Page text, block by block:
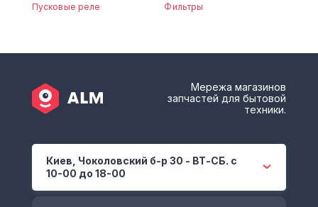
Пусковые реле
Фильтры
Мережа магазинов
запчастей для бытовой
техники.
Киев, Чоколовский б-р 30 - ВТ-СБ. с
10-00 до 18-00